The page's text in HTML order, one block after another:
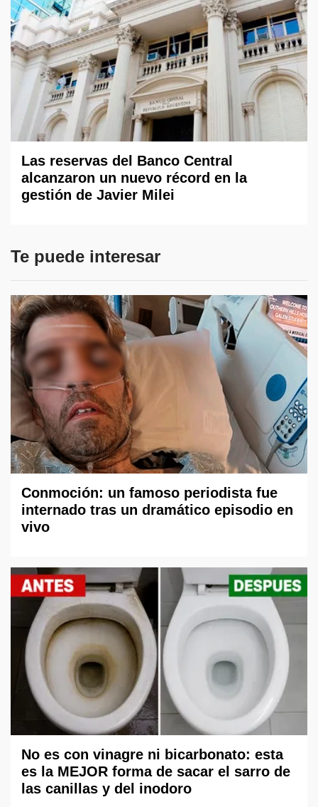
Las reservas del Banco Central
alcanzaron un nuevo récord en la
gestión de Javier Milei
Te puede interesar
Conmoción: un famoso periodista fue
internado tras un dramático episodio en
vivo
No es con vinagre ni bicarbonato: esta
es la MEJOR forma de sacar el sarro de
las canillas y del inodoro